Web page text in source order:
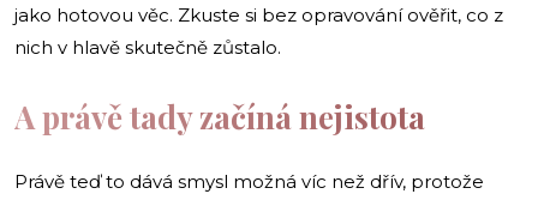
jako hotovou věc. Zkuste si bez opravování ověřit, co z
nich v hlavě skutečně zůstalo.
A právě tady začíná nejistota
Právě teď to dává smysl možná víc než dřív, protože